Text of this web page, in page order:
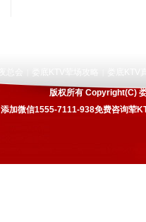
版权所有 Copyright(C)
添加微信1555-7111-938免费咨询荤